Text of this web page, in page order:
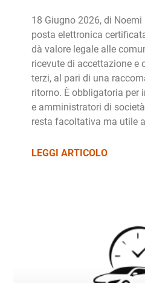
18 Giugno 2026, di
posta elettronica
dà valore legale alle
ricevute di accettazione e
terzi, al pari di una
ritorno. È obbligatoria per
e amministratori di
resta facoltativa ma utile
LEGGI ARTICOLO